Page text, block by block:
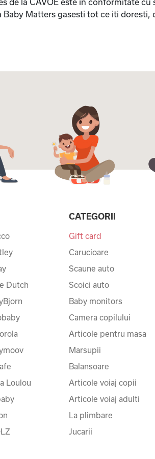
Baby Matters gasesti tot ce iti
Dutch
Loulou
CATEGORII
Gift card
Carucioare
Scaune auto
Scoici auto
Baby monitors
Camera copilului
Articole pentru masa
Marsupii
Balansoare
Articole voiaj copii
Articole voiaj adulti
La plimbare
Jucarii